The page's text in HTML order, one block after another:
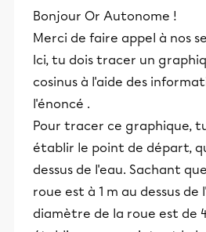
Bonjour Or Autonome !
Merci de faire appel à nos
Ici, tu dois tracer un
cosinus à l'aide des
l'énoncé .
Pour tracer ce graphique,
établir le point de départ,
dessus de l'eau. Sachant
roue est à 1 m au dessus de
diamètre de la roue est de